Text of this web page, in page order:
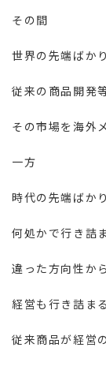
その間
世界の先端ばか
従来の商品開発
その市場を海外
一方
時代の先端ばか
何処かで行き詰
違った方向性か
経営も行き詰まる
従来商品が経営